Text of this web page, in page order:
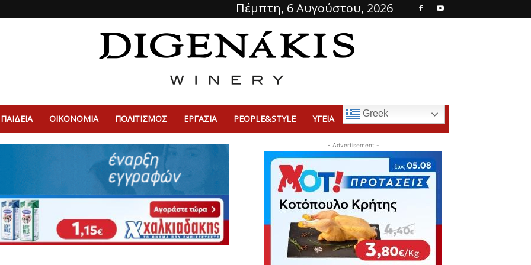
Πέμπτη, 6 Αυγούστου, 2026
ΠΑΙΔΕΙΑ ΟΙΚΟΝΟΜΙΑ ΠΟΛΙΤΙΣΜΌΣ ΕΡΓΑΣΙΑ PEOPLE&STYLE ΥΓΕΙΑ Greek
- Advertisement -